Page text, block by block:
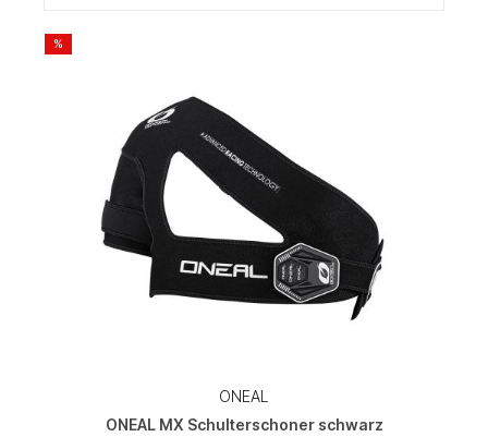
%
ONEAL
ONEAL MX Schulterschoner schwarz